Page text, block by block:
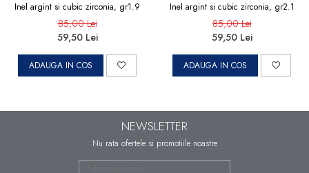
Inel argint si cubic zirconia, gr1.9
85,00 Lei
59,50 Lei
ADAUGA IN COS
Inel argint si cubic zirconia, gr2.1
85,00 Lei
59,50 Lei
ADAUGA IN COS
NEWSLETTER
Nu rata ofertele si promotiile noastre